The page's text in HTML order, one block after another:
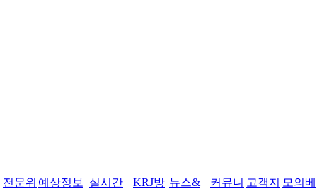
전문위 예상정보
실시간
KRJ방 뉴스&
커뮤니 고객지
모의베